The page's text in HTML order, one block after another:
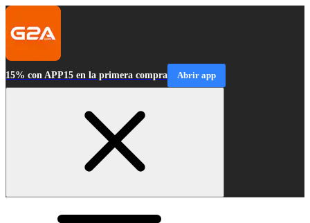
15% con APP15 en la primera compra Abrir app